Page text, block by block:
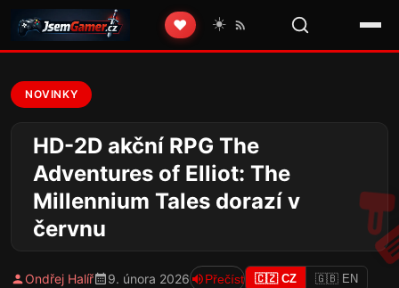
❤️ ☀️
NOVINKY
HD-2D akční RPG The
Adventures of Elliot: The
Millennium Tales dorazí v
červnu
Ondřej Halíř 9. února 2026 Přečíst 🇨🇿 CZ 🇬🇧 EN